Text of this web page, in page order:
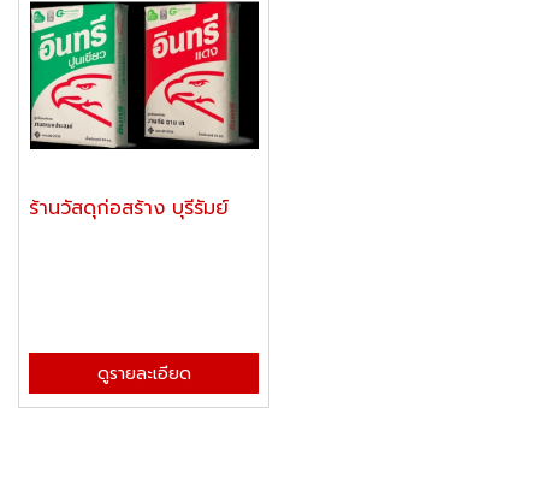
ร้านวัสดุก่อสร้าง บุรีรัมย์
ดูรายละเอียด